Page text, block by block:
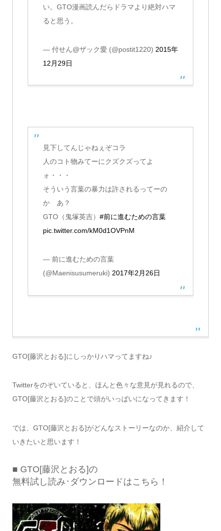
い。GTO漫画読んだらドラマより絶対ハマ
ると思う。
— 付せん@ザック愛 (@postit1220) 2015年
12月29日
見下してんじゃねぇぞコラ
人のコト物みてーにクズクズってよ
ォ・・・
そういう言葉の暴力は許されるってーの
か あ？
GTO（鬼塚英吉） #前に進むための言葉
pic.twitter.com/kM0d1OVPnM
— 前に進むための言葉
(@Maenisusumeruki) 2017年2月26日
GTO[藤沢とおる]にしっかりハマってますね♪
Twitterをのぞいていると、ほんと色々な意見が見れるので、
GTO[藤沢とおる]のことで頭がいっぱいになってきます！
では、GTO[藤沢とおる]がどんなストーリーなのか、紹介して
いきたいと思います！
■ GTO[藤沢とおる]の
無料試し読み･ダウンロードはこちら！